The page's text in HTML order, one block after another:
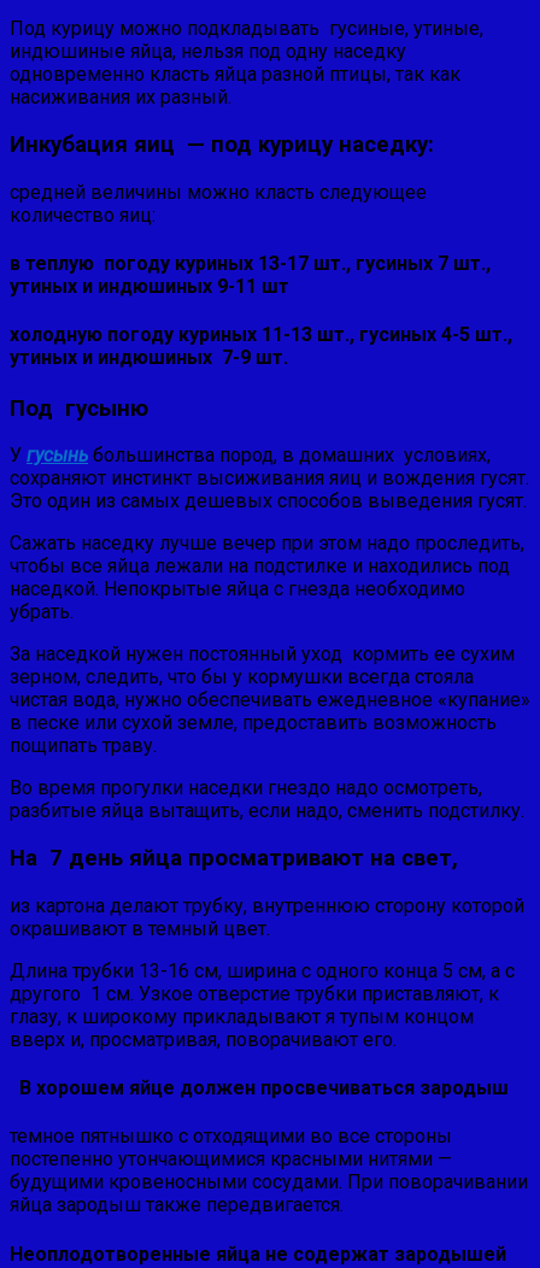
Под курицу можно подкладывать гусиные, утиные,
индюшиные яйца, нельзя под одну наседку
одновременно класть яйца разной птицы, так как
насиживания их разный.
Инкубация яиц — под курицу наседку:
средней величины можно класть следующее
количество яиц:
в теплую погоду куриных 13-17 шт., гусиных 7 шт.,
утиных и индюшиных 9-11 шт
холодную погоду куриных 11-13 шт., гусиных 4-5 шт.,
утиных и индюшиных 7-9 шт.
Под гусыню
У гусынь большинства пород, в домашних условиях,
сохраняют инстинкт высиживания яиц и вождения гусят.
Это один из самых дешевых способов выведения гусят.
Сажать наседку лучше вечер при этом надо проследить,
чтобы все яйца лежали на подстилке и находились под
наседкой. Непокрытые яйца с гнезда необходимо
убрать.
За наседкой нужен постоянный уход кормить ее сухим
зерном, следить, что бы у кормушки всегда стояла
чистая вода, нужно обеспечивать ежедневное «купание»
в песке или сухой земле, предоставить возможность
пощипать траву.
Во время прогулки наседки гнездо надо осмотреть,
разбитые яйца вытащить, если надо, сменить подстилку.
На 7 день яйца просматривают на свет,
из картона делают трубку, внутреннюю сторону которой
окрашивают в темный цвет.
Длина трубки 13-16 см, ширина с одного конца 5 см, а с
другого 1 см. Узкое отверстие трубки приставляют, к
глазу, к широкому прикладывают я тупым концом
вверх и, просматривая, поворачивают его.
В хорошем яйце должен просвечиваться зародыш
темное пятнышко с отходящими во все стороны
постепенно утончающимися красными нитями —
будущими кровеносными сосудами. При поворачивании
яйца зародыш так­же передвигается.
Неоплодотворенные яйца не содержат зародышей